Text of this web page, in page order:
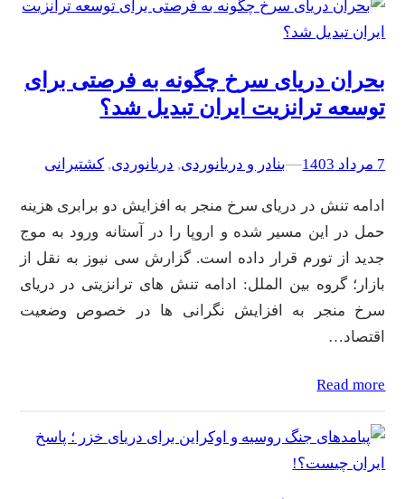
بحران دریای سرخ چگونه به فرصتی برای
توسعه ترانزیت ایران تبدیل شد؟
7 مرداد 1403 –
–بنادر و دریانوردی, دریانوردی, کشتیرانی
ادامه تنش در دریای سرخ منجر به افزایش دو برابری هزینه
حمل در این مسیر شده و اروپا را در آستانه ورود به موج
جدید از تورم قرار داده است. گزارش سی نیوز به نقل از
بازار؛ گروه بین الملل: ادامه تنش های ترانزیتی در دریای
سرخ منجر به افزایش نگرانی ها در خصوص وضعیت
اقتصاد…
Read more